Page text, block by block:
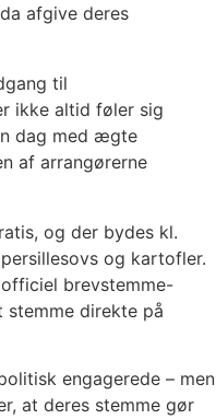
afgive deres
til
ikke altid føler sig
dag med ægte
af arrangørerne
og der bydes kl.
og kartofler.
brevstemme-
direkte på
engagerede – men
at deres stemme gør